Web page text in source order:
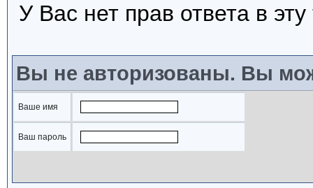
У Вас нет прав ответа в
Вы не авторизованы. Вы
Ваше имя
Ваш пароль